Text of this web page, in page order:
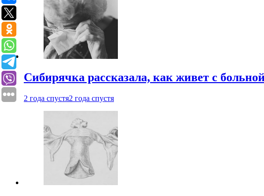
Сибирячка рассказала, как живет с
2 года спустя2 года спустя